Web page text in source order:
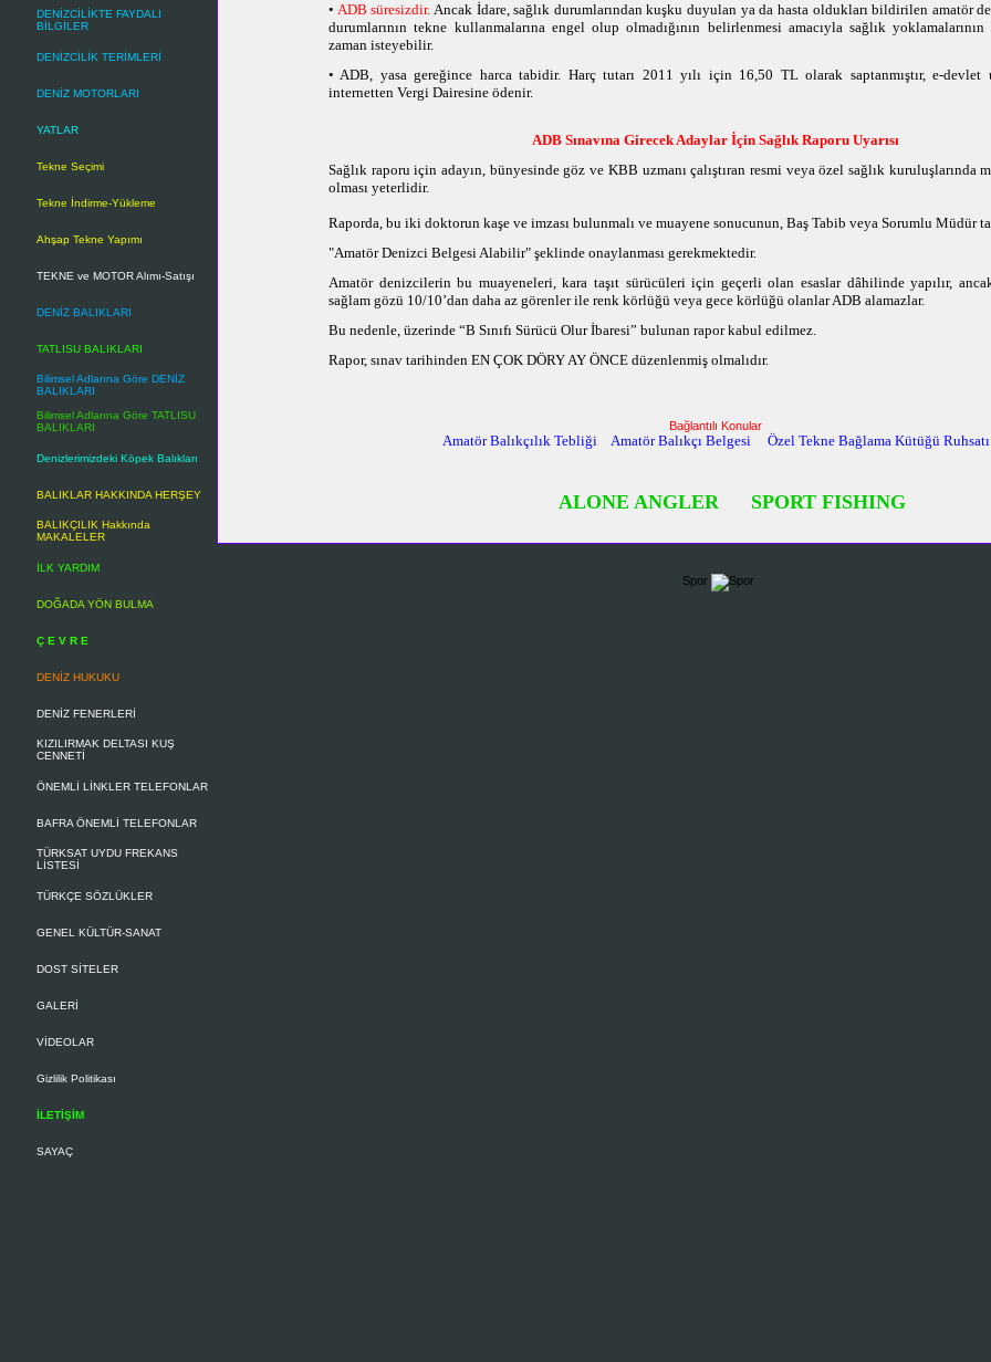
DENİZCİLİKTE FAYDALI
BİLGİLER
DENİZCİLİK TERİMLERİ
DENİZ MOTORLARI
YATLAR
Tekne Seçimi
Tekne İndirme-Yükleme
Ahşap Tekne Yapımı
TEKNE ve MOTOR Alımı-Satışı
DENİZ BALIKLARI
TATLISU BALIKLARI
Bilimsel Adlarına Göre DENİZ
BALIKLARI
Bilimsel Adlarına Göre TATLISU
BALIKLARI
Denizlerimizdeki Köpek Balıkları
BALIKLAR HAKKINDA HERŞEY
BALIKÇILIK Hakkında
MAKALELER
İLK YARDIM
DOĞADA YÖN BULMA
Ç E V R E
DENİZ HUKUKU
DENİZ FENERLERİ
KIZILIRMAK DELTASI KUŞ
CENNETİ
ÖNEMLİ LİNKLER TELEFONLAR
BAFRA ÖNEMLİ TELEFONLAR
TÜRKSAT UYDU FREKANS
LİSTESİ
TÜRKÇE SÖZLÜKLER
GENEL KÜLTÜR-SANAT
DOST SİTELER
GALERİ
VİDEOLAR
Gizlilik Politikası
İLETİŞİM
SAYAÇ
• ADB süresizdir. Ancak İdare, sağlık durumlarından kuşku duyulan ya da hasta oldukları bildirilen amatör
durumlarının tekne kullanmalarına engel olup olmadığının belirlenmesi amacıyla sağlık
zaman isteyebilir.
• ADB, yasa gereğince harca tabidir. Harç tutarı 2011 yılı için 16,50 TL olarak saptanmıştır, e-devlet
internetten Vergi Dairesine ödenir.
ADB Sınavına Girecek Adaylar İçin Sağlık Raporu Uyarısı
Sağlık raporu için adayın, bünyesinde göz ve KBB uzmanı çalıştıran resmi veya özel sağlık kuruluşlarında
olması yeterlidir.
Raporda, bu iki doktorun kaşe ve imzası bulunmalı ve muayene sonucunun, Baş Tabib veya Sorumlu Müdür
"Amatör Denizci Belgesi Alabilir" şeklinde onaylanması gerekmektedir.
Amatör denizcilerin bu muayeneleri, kara taşıt sürücüleri için geçerli olan esaslar dâhilinde yapılır,
sağlam gözü 10/10’dan daha az görenler ile renk körlüğü veya gece körlüğü olanlar ADB alamazlar.
Bu nedenle, üzerinde “B Sınıfı Sürücü Olur İbaresi” bulunan rapor kabul edilmez.
Rapor, sınav tarihinden EN ÇOK DÖRY AY ÖNCE düzenlenmiş olmalıdır.
Bağlantılı Konular
Amatör Balıkçılık Tebliği Amatör Balıkçı Belgesi Özel Tekne Bağlama Kütüğü Ruhsatı
ALONE ANGLER SPORT FISHING
Spor